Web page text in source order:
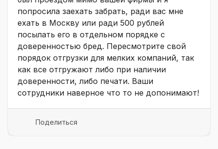
попросила заехать забрать, ради вас мне
ехать в Москву или ради 500 рублей
посылать его в отдельном порядке с
доверенностью бред. Пересмотрите свой
порядок отгрузки для мелких компаний, так
как все отгружают либо при наличии
доверенности, либо печати. Ваши
сотрудники наверное что то не допонимают!
Поделиться